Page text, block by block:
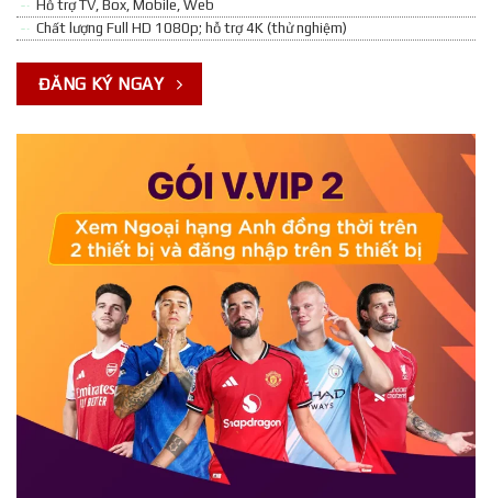
Hỗ trợ TV, Box, Mobile, Web
Chất lượng Full HD 1080p; hỗ trợ 4K (thử nghiệm)
ĐĂNG KÝ NGAY